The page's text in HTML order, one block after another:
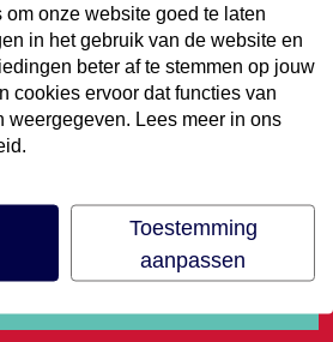
op je
nieuwsbrief
onze website goed te laten
in het gebruik van de website en
beter af te stemmen op jouw
cookies ervoor dat functies van
weergegeven. Lees meer in ons
Toestemming
aanpassen